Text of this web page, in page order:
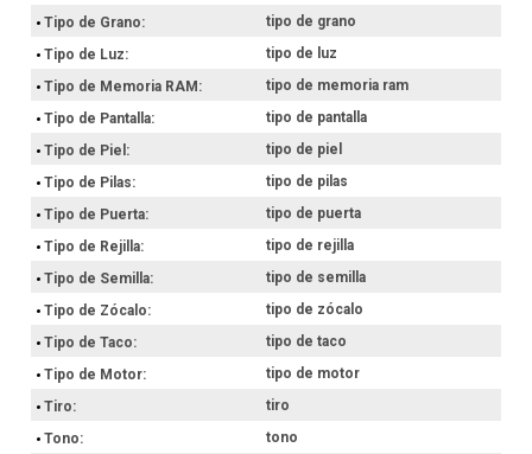
Tipo de Grano
tipo de grano
Tipo de Luz
tipo de luz
Tipo de Memoria RAM
tipo de memoria ram
Tipo de Pantalla
tipo de pantalla
Tipo de Piel
tipo de piel
Tipo de Pilas
tipo de pilas
Tipo de Puerta
tipo de puerta
Tipo de Rejilla
tipo de rejilla
Tipo de Semilla
tipo de semilla
Tipo de Zócalo
tipo de zócalo
Tipo de Taco
tipo de taco
Tipo de Motor
tipo de motor
Tiro
tiro
Tono
tono